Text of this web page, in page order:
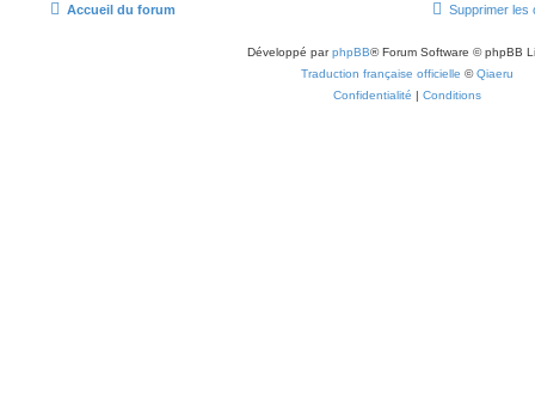
Accueil du forum Supprimer les
Développé parphpBB® Forum Software © phpBB
Traduction française officielle ©Qiaeru
Confidentialité | Conditions